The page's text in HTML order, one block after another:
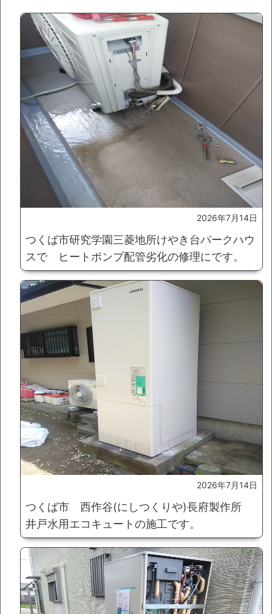
2026年7月14日
つくば市研究学園三菱地所けやき台パークハウ
スで ヒートポンプ配管劣化の修理にです。
2026年7月14日
つくば市 西作谷(にしつくりや)長府製作所
井戸水用エコキュートの施工です。